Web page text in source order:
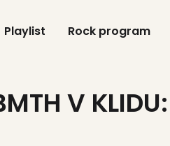
Playlist Rock program
V